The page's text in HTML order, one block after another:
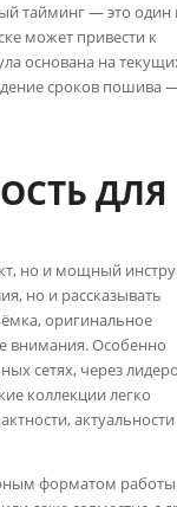
тайминг — это один
может привести к
основана на
сроков пошива
ДЛЯ
но и мощный
но и рассказывать
оригинальное
внимания. Особенно
сетях, через
коллекции легко
форматом работы